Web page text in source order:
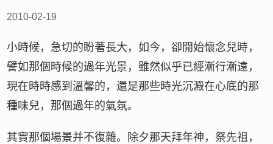
2010-02-19
小時候，急切的盼著長大，如今，卻開始懷念兒時，
譬如那個時候的過年光景，雖然似乎已經漸行漸遠，
現在時時感到溫馨的，還是那些時光沉澱在心底的那
種味兒，那個過年的氣氛。
其實那個場景并不復雜。除夕那天拜年神，祭先祖，